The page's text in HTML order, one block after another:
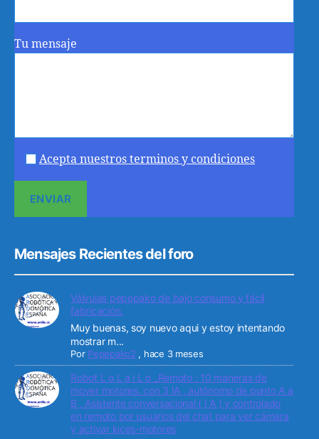
Tu mensaje
Acepta nuestros terminos y condiciones
Mensajes Recientes del foro
Válvulas pepepako de bajo consumo y fácil
fabricación.
Muy buenas, soy nuevo aqui y estoy intentando
mostrar m...
Por Pepepako2 , hace 3 meses
Robot L o L a i L o _Remoto : 10 maneras de
mover motores. con 3 IA , autónomo de punto A a
B , Asistente conversacional ( I A ) y controlado
en remoto por usuarios del chat para ver cámara
y activar luces-motores